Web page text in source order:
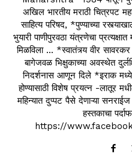
अखिल भारतीय मराठी चित्रपट
साहित्य परिषद, *पुण्याच्या
भुयारी पाणीपुरवठा यंत्रणेचा
मिळविला ... *स्वातंत्र्य वीर
बागेजवळ भिक्षुकाच्या अवस्थेत
निदर्शनास आणून दिले *इराक
होण्यासाठी विशेष प्रयत्न -लातूर
महिन्यात दुप्पट पैसे देणाऱ्या
हस्तकाचा
https://